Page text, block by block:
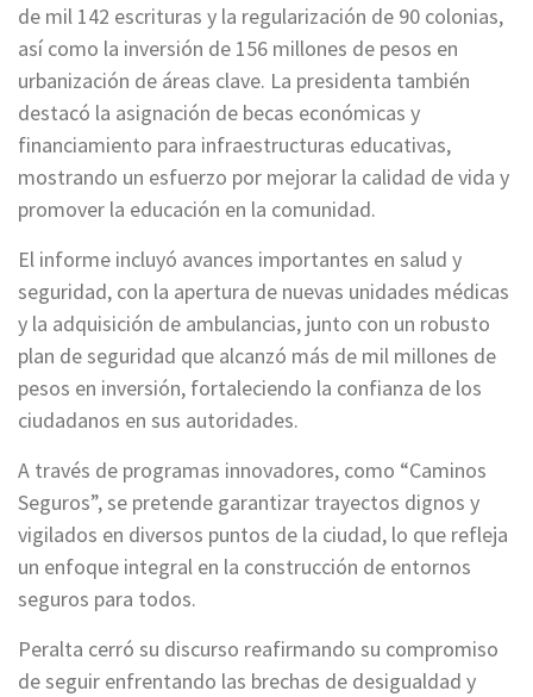
de mil 142 escrituras y la regularización de 90 colonias,
así como la inversión de 156 millones de pesos en
urbanización de áreas clave. La presidenta también
destacó la asignación de becas económicas y
financiamiento para infraestructuras educativas,
mostrando un esfuerzo por mejorar la calidad de vida y
promover la educación en la comunidad.
El informe incluyó avances importantes en salud y
seguridad, con la apertura de nuevas unidades médicas
y la adquisición de ambulancias, junto con un robusto
plan de seguridad que alcanzó más de mil millones de
pesos en inversión, fortaleciendo la confianza de los
ciudadanos en sus autoridades.
A través de programas innovadores, como “Caminos
Seguros”, se pretende garantizar trayectos dignos y
vigilados en diversos puntos de la ciudad, lo que refleja
un enfoque integral en la construcción de entornos
seguros para todos.
Peralta cerró su discurso reafirmando su compromiso
de seguir enfrentando las brechas de desigualdad y